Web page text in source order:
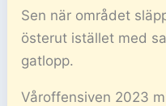
Sen när området
österut istället med
gatlopp.
Våroffensiven 2023